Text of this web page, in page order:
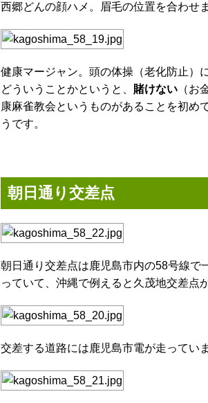
西郷どんの顔ハメ。眉毛の位置を合わせ
健康マージャン。頭の体操（老化防止）
どういうことかというと、 賭けない （お
康麻雀教会というものがあることを初め
うです。
朝日通り交差点
朝日通り交差点は鹿児島市内の58号線で
っていて、沖縄で例えると久茂地交差点
交差する道路には鹿児島市電が走っていま